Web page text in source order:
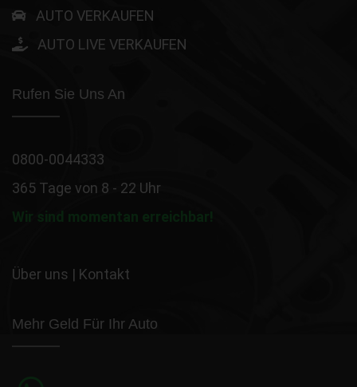
AUTO VERKAUFEN
AUTO LIVE VERKAUFEN
Rufen Sie Uns An
0800-0044333
365 Tage von 8 - 22 Uhr
Wir sind momentan erreichbar!
Über uns | Kontakt
Mehr Geld Für Ihr Auto